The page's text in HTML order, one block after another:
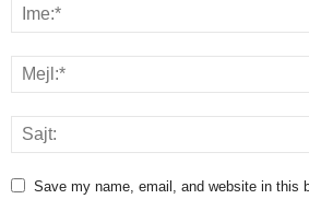
Save my name, email, and website in this